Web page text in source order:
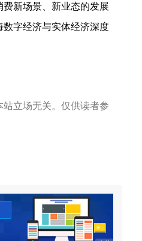
新场景、新业态的发展
字经济与实体经济深度
立场无关。仅供读者参